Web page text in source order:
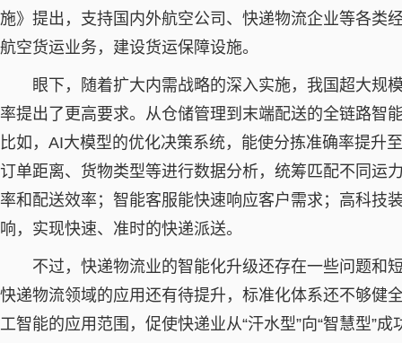
施》提出，支持国内外航空公司、快递物流企业等各类
航空货运业务，建设货运保障设施。
眼下，随着扩大内需战略的深入实施，我国超大规
率提出了更高要求。从仓储管理到末端配送的全链路智
比如，AI大模型的优化决策系统，能使分拣准确率提升
订单距离、货物类型等进行数据分析，统筹匹配不同运
率和配送效率；智能客服能快速响应客户需求；高科技
响，实现快速、准时的快递派送。
不过，快递物流业的智能化升级还存在一些问题和
快递物流领域的应用还有待提升，标准化体系还不够健
工智能的应用范围，促使快递业从“汗水型”向“智慧型”成